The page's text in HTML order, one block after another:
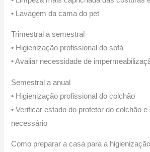
• Lavagem da cama do pet
Trimestral a semestral
• Higienização profissional do sofá
• Avaliar necessidade de
Semestral a anual
• Higienização profissional do colchão
• Verificar estado do protetor do colchão
necessário
Como preparar a casa para a higienização